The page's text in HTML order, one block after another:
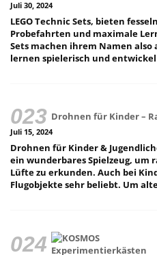
Juli 30, 2024
LEGO Technic Sets, bieten
Probefahrten und maximale
Sets machen ihrem Namen also
lernen spielerisch und
Drohnen für Kinder –
Juli 15, 2024
Drohnen für Kinder &
ein wunderbares Spielzeug, um
Lüfte zu erkunden. Auch bei
Flugobjekte sehr beliebt. Um